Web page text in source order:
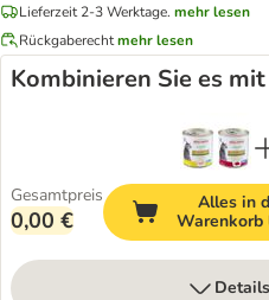
Lieferzeit 2-3 Werktage. mehr lesen
Rückgaberechtmehr lesen
Kombinieren Sie es mit
Gesamtpreis
0,00 €
Alles in
Warenkorb